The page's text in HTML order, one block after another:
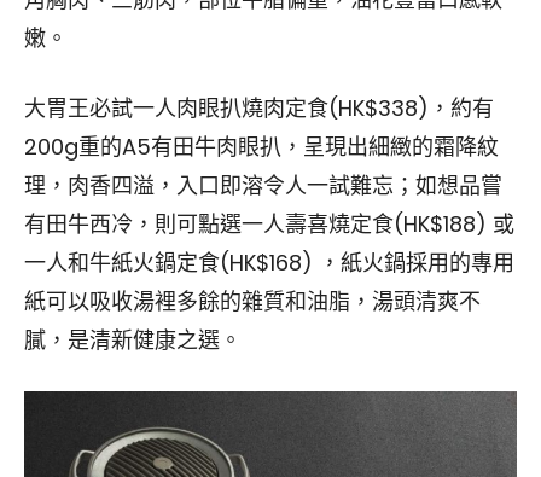
嫩。
大胃王必試一人肉眼扒燒肉定食(HK$338)，約有
200g重的A5有田牛肉眼扒，呈現出細緻的霜降紋
理，肉香四溢，入口即溶令人一試難忘；如想品嘗
有田牛西冷，則可點選一人壽喜燒定食(HK$188) 或
一人和牛紙火鍋定食(HK$168) ，紙火鍋採用的專用
紙可以吸收湯裡多餘的雜質和油脂，湯頭清爽不
膩，是清新健康之選。